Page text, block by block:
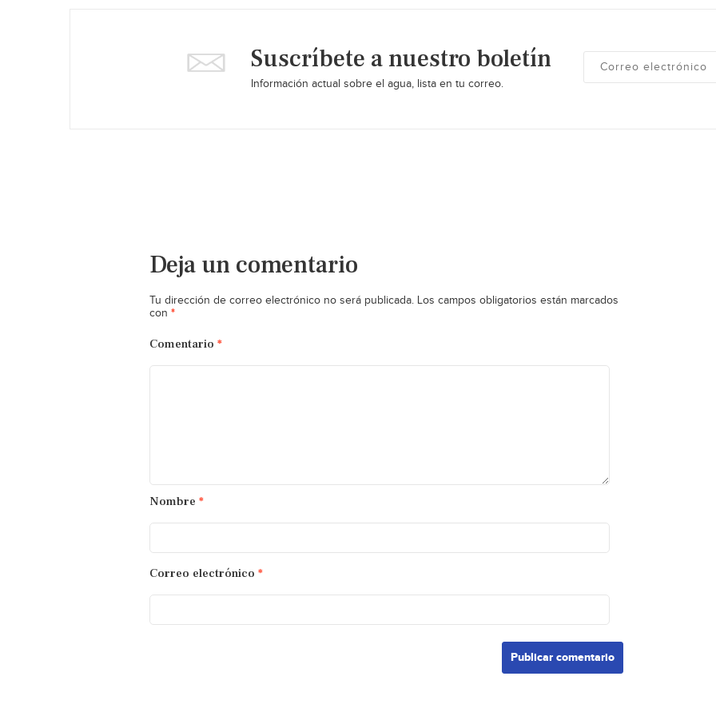
Suscríbete a nuestro boletín
Información actual sobre el agua, lista en tu correo.
Deja un comentario
Tu dirección de correo electrónico no será publicada. Los campos obligatorios están marcados
con *
Comentario *
Nombre *
Correo electrónico *